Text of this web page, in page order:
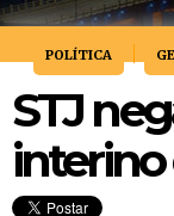
POLÍTICA
STJ
interino